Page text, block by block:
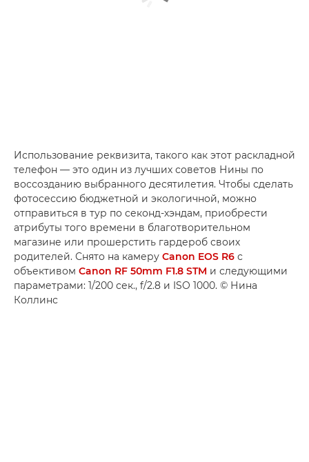
Использование реквизита, такого как этот раскладной
телефон — это один из лучших советов Нины по
воссозданию выбранного десятилетия. Чтобы сделать
фотосессию бюджетной и экологичной, можно
отправиться в тур по секонд-хэндам, приобрести
атрибуты того времени в благотворительном
магазине или прошерстить гардероб своих
родителей. Снято на камеру Canon EOS R6 с
объективом Canon RF 50mm F1.8 STM и следующими
параметрами: 1/200 сек., f/2.8 и ISO 1000. © Нина
Коллинс